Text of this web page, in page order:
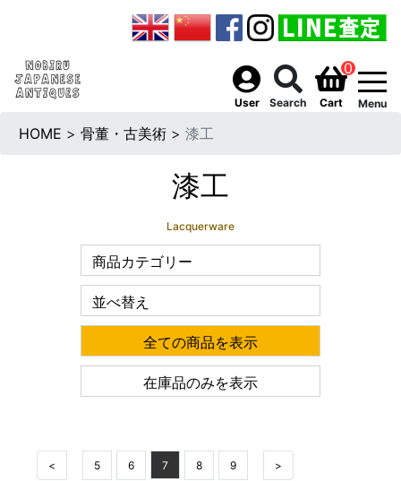
User Search
0
Cart Menu
HOME > 骨董・古美術 > 漆工
漆工
Lacquerware
商品カテゴリー
並べ替え
全ての商品を表示
在庫品のみを表示
< 5 6 7 8 9 >